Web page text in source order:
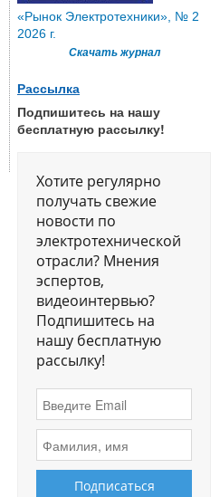
«Рынок Электротехники», № 2
2026 г.
Скачать журнал
Рассылка
Подпишитесь на нашу
бесплатную рассылку!
Хотите регулярно
получать свежие
новости по
электротехнической
отрасли? Мнения
эспертов,
видеоинтервью?
Подпишитесь на
нашу бесплатную
рассылку!